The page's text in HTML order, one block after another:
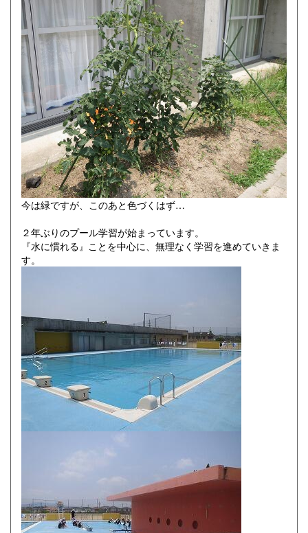
今は緑ですが、このあと色づくはず…
２年ぶりのプール学習が始まっています。
『水に慣れる』 ことを中心に、無理なく学習を進めていきま
す。